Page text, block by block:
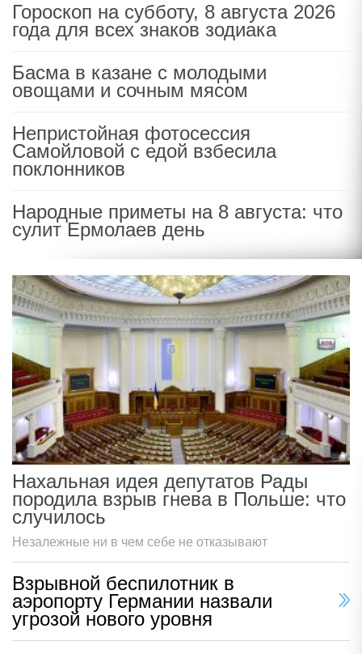
Гороскоп на субботу, 8 августа 2026
года для всех знаков зодиака
Басма в казане с молодыми
овощами и сочным мясом
Непристойная фотосессия
Самойловой с едой взбесила
поклонников
Народные приметы на 8 августа: что
сулит Ермолаев день
Нахальная идея депутатов Рады
породила взрыв гнева в Польше: что
случилось
Незалежные ни в чем себе не отказывают
Взрывной беспилотник в
аэропорту Германии назвали
угрозой нового уровня